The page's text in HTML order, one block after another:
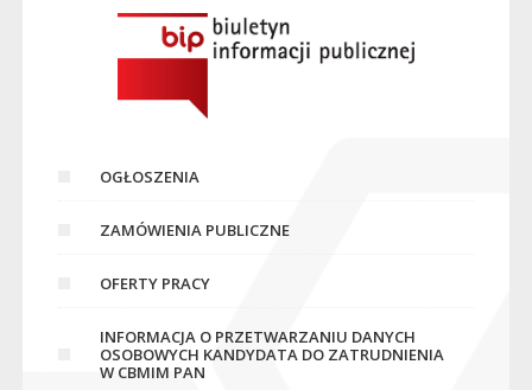
OGŁOSZENIA
ZAMÓWIENIA PUBLICZNE
OFERTY PRACY
INFORMACJA O PRZETWARZANIU DANYCH
OSOBOWYCH KANDYDATA DO ZATRUDNIENIA
W CBMIM PAN